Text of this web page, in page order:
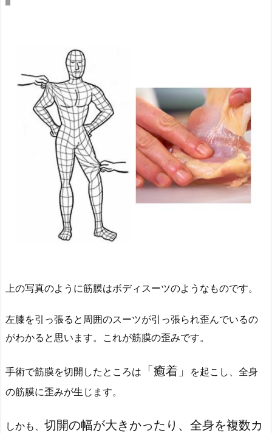
上の写真のように筋膜はボディスーツのようなものです。
左膝を引っ張ると周囲のスーツが引っ張られ歪んでいるの
がわかると思います。これが筋膜の歪みです。
手術で筋膜を切開したところは 「癒着」
を起こし、全身
の筋膜に歪みが生じます。
しかも、 切開の幅が大きかったり、全身を複数カ